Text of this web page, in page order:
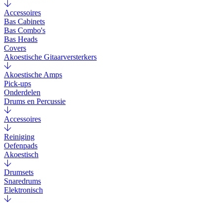
Accessoires
Bas Cabinets
Bas Combo's
Bas Heads
Covers
Akoestische Gitaarversterkers
Akoestische Amps
Pick-ups
Onderdelen
Drums en Percussie
Accessoires
Reiniging
Oefenpads
Akoestisch
Drumsets
Snaredrums
Elektronisch